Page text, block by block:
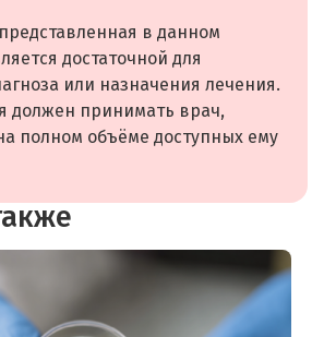
в данном
достаточной для
или назначения лечения.
должен принимать врач,
полном объёме доступных ему